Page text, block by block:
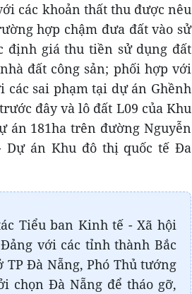
các khoản thất thu được nêu
hợp chậm đưa đất vào sử
định giá thu tiền sử dụng đất
đất công sản; phối hợp với
sai phạm tại dự án Ghềnh
đây và lô đất L09 của Khu
181ha trên đường Nguyễn
Dự án Khu đô thị quốc tế Đa
Tiểu ban Kinh tế - Xã hội
với các tỉnh thành Bắc
Đà Nẵng, Phó Thủ tướng
chọn Đà Nẵng để tháo gỡ,